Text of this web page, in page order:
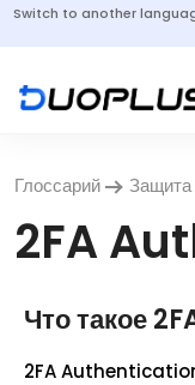
Switch to another
Глоссарий
2FA
Что такое
2FA Authentication